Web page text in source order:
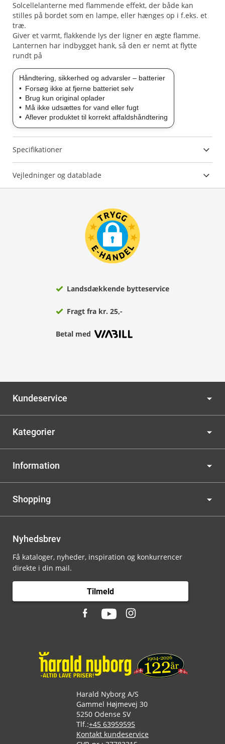
Solcellelanterne med flammende effekt, der både kan
stilles på bordet som en lampe, eller hænges op i f.eks. et
træ.
Giver et varmt, flakkende lys der ligner en ægte flamme.
Lanternen har indbygget hank, så den er nemt at flytte
rundt på
Håndtering, sikkerhed og advarsler – batterier
Forsøg ikke at fjerne batteriet selv
Brug kun original oplader
Må ikke udsættes for vand eller fugt
Aflever produktet til korrekt affaldshåndtering
Specifikationer
Vejledninger og datablade
Landsdækkende bytteservice
Fragt fra kr. 25,-
Betal med
Kundeservice
Kategorier
Information
Shopping
Nyhedsbrev
Få kataloger, nyheder, inspiration og konkurrencer
direkte i din mail.
Tilmeld
Harald Nyborg A/S
Gammel Højmevej 30
5250 Odense SV
Tlf.:+45 63959595
Kontakt kundeservice